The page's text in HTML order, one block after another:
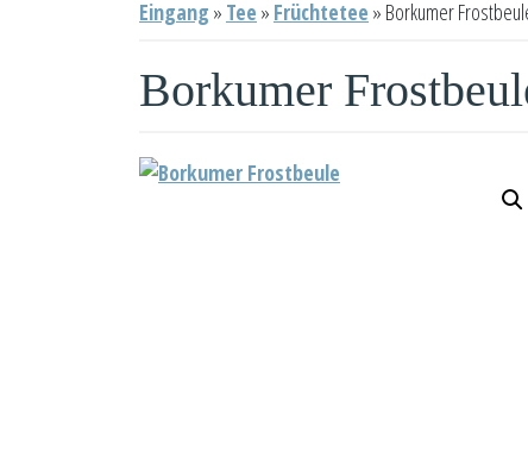
Eingang » Tee » Früchtetee » Borkumer
Borkumer
Kontakt